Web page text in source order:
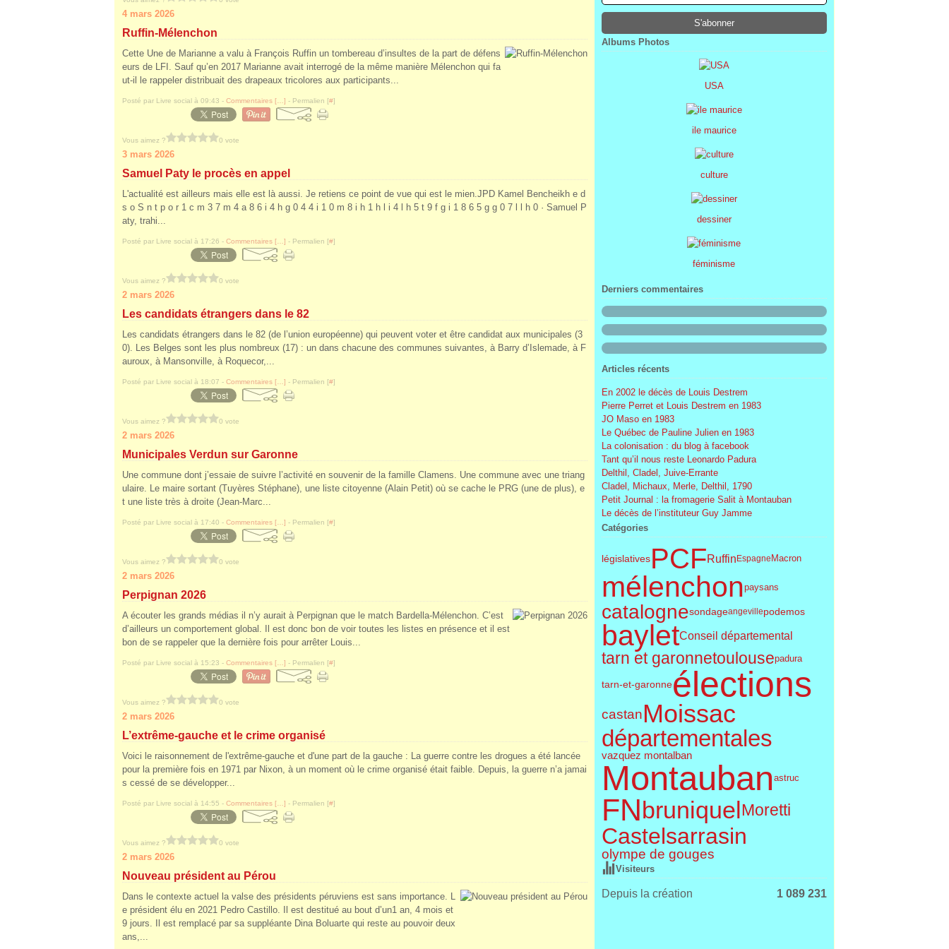
4 mars 2026
Ruffin-Mélenchon
Cette Une de Marianne a valu à François Ruffin un tombereau d’insultes de la part de défens
eurs de LFI. Sauf qu’en 2017 Marianne avait interrogé de la même manière Mélenchon qui fa
ut-il le rappeler distribuait des drapeaux tricolores aux participants...
Posté par Livre social à 09:43 - Commentaires [ ] - Permalien [#]
Vous aimez ? 0 vote
3 mars 2026
Samuel Paty le procès en appel
L'actualité est ailleurs mais elle est là aussi. Je retiens ce point de vue qui est le mien.JPD Kamel Bencheikh e d
s o S n t p o r 1 c m 3 7 m 4 a 8 6 i 4 h g 0 4 4 i 1 0 m 8 i h 1 h l i 4 l h 5 t 9 f g i 1 8 6 5 g g 0 7 l l h 0 · Samuel P
aty, trahi...
Posté par Livre social à 17:26 - Commentaires [ ] - Permalien [#]
Vous aimez ? 0 vote
2 mars 2026
Les candidats étrangers dans le 82
Les candidats étrangers dans le 82 (de l’union européenne) qui peuvent voter et être candidat aux municipales (3
0). Les Belges sont les plus nombreux (17) : un dans chacune des communes suivantes, à Barry d’Islemade, à F
auroux, à Mansonville, à Roquecor,...
Posté par Livre social à 18:07 - Commentaires [ ] - Permalien [#]
Vous aimez ? 0 vote
2 mars 2026
Municipales Verdun sur Garonne
Une commune dont j’essaie de suivre l’activité en souvenir de la famille Clamens. Une commune avec une triang
ulaire. Le maire sortant (Tuyères Stéphane), une liste citoyenne (Alain Petit) où se cache le PRG (une de plus), e
t une liste très à droite (Jean-Marc...
Posté par Livre social à 17:40 - Commentaires [ ] - Permalien [#]
Vous aimez ? 0 vote
2 mars 2026
Perpignan 2026
A écouter les grands médias il n’y aurait à Perpignan que le match Bardella-Mélenchon. C’est
d’ailleurs un comportement global. Il est donc bon de voir toutes les listes en présence et il est
bon de se rappeler que la dernière fois pour arrêter Louis...
Posté par Livre social à 15:23 - Commentaires [ ] - Permalien [#]
Vous aimez ? 0 vote
2 mars 2026
L’extrême-gauche et le crime organisé
Voici le raisonnement de l'extrême-gauche et d'une part de la gauche : La guerre contre les drogues a été lancée
pour la première fois en 1971 par Nixon, à un moment où le crime organisé était faible. Depuis, la guerre n’a jamai
s cessé de se développer...
Posté par Livre social à 14:55 - Commentaires [ ] - Permalien [#]
Vous aimez ? 0 vote
2 mars 2026
Nouveau président au Pérou
Dans le contexte actuel la valse des présidents péruviens est sans importance. L
e président élu en 2021 Pedro Castillo. Il est destitué au bout d’un1 an, 4 mois et
9 jours. Il est remplacé par sa suppléante Dina Boluarte qui reste au pouvoir deux
ans,...
Janvier(68)
Février(7)
Janvier(2)
Albums Photos
USA
ile maurice
culture
dessiner
féminisme
Derniers commentaires
Articles récents
En 2002 le décès de Louis Destrem
Pierre Perret et Louis Destrem en 1983
JO Maso en 1983
Le Québec de Pauline Julien en 1983
La colonisation : du blog à facebook
Tant qu’il nous reste Leonardo Padura
Delthil, Cladel, Juive-Errante
Cladel, Michaux, Merle, Delthil, 1790
Petit Journal : la fromagerie Salit à Montauban
Le décès de l’instituteur Guy Jamme
Catégories
législativesPCFRuffin Espagne Macron
mélenchonpaysans
catalognesondageangevillepodemos
bayletConseil départemental
tarn et garonnetoulousepadura
tarn-et-garonneélections
castanMoissac
départementales
vazquez montalban
Montauban astruc
FNbruniquelMoretti
Castelsarrasin
olympe de gouges
Visiteurs
Depuis la création 1 089 231